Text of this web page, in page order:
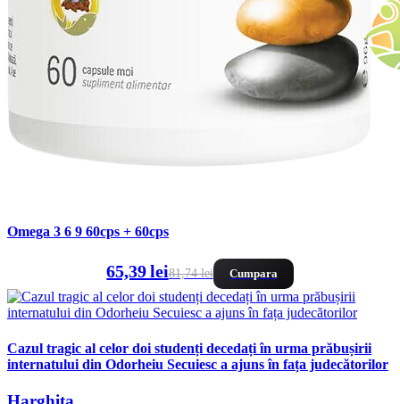
Omega 3 6 9 60cps + 60cps
65,39 lei81,74 lei Cumpara
Cazul tragic al celor doi studenți decedați în urma prăbușirii
internatului din Odorheiu Secuiesc a ajuns în fața judecătorilor